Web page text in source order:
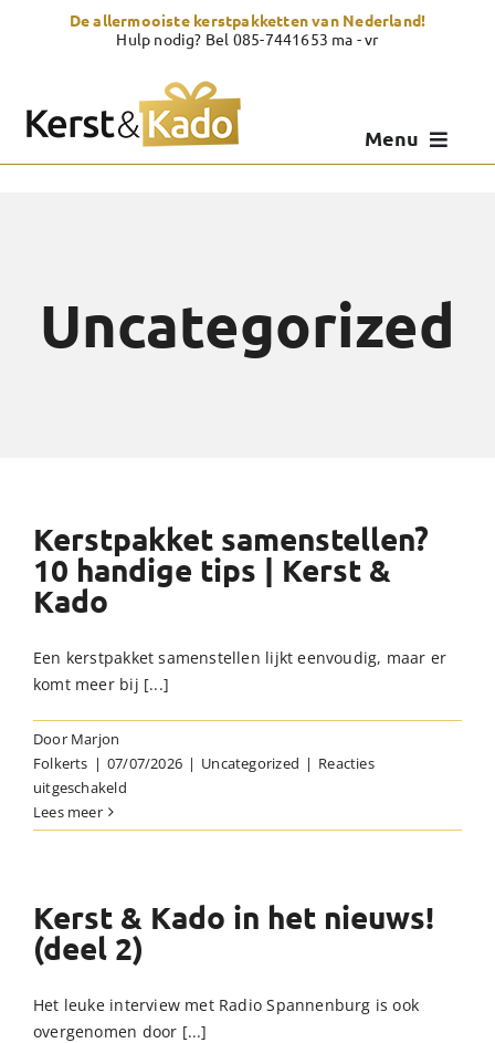
De allermooiste kerstpakketten van Nederland!
Hulp nodig? Bel 085-7441653 ma - vr
Menu
Zelf samenstellen
Uncategorized
Kerstpakket samenstellen?
10 handige tips | Kerst &
Kado
Een kerstpakket samenstellen lijkt eenvoudig, maar er
komt meer bij [...]
Door Marjon
Folkerts | 07/07/2026 | Uncategorized | Reacties
uitgeschakeldvoor
samenstellen?
tips
|
Kerst
Kado
Lees meer
Kerst & Kado in het nieuws!
(deel 2)
Het leuke interview met Radio Spannenburg is ook
overgenomen door [...]